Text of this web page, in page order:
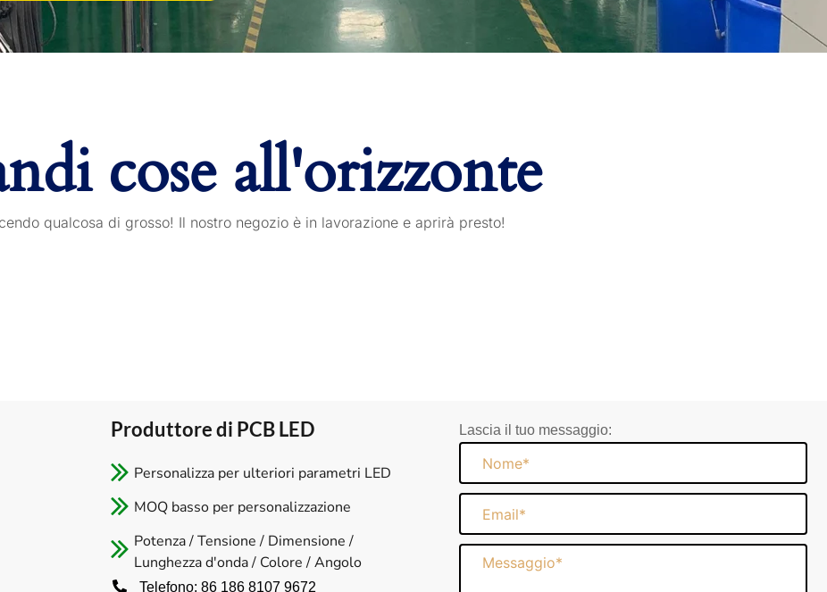
cose all'orizzonte
qualcosa di grosso! Il nostro negozio è in lavorazione e aprirà presto!
Produttore di PCB LED​
Personalizza per ulteriori parametri LED
MOQ basso per personalizzazione
Potenza / Tensione / Dimensione /
Lunghezza d'onda / Colore / Angolo
Telefono: 86 186 8107 9672
Lascia il tuo messaggio:
Nome
Email
Messaggio